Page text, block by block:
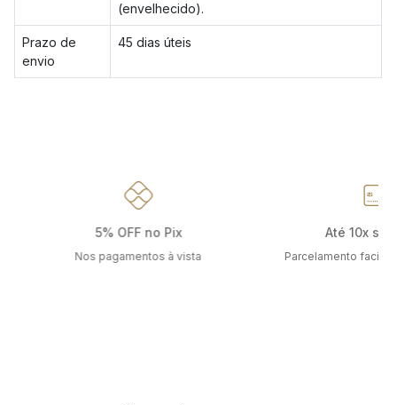
(envelhecido).
Prazo de
envio
45 dias úteis
5% OFF no Pix
Nos pagamentos à vista
Até 10x
Parcelamento